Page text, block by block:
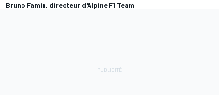
Bruno Famin, directeur d'Alpine F1 Team